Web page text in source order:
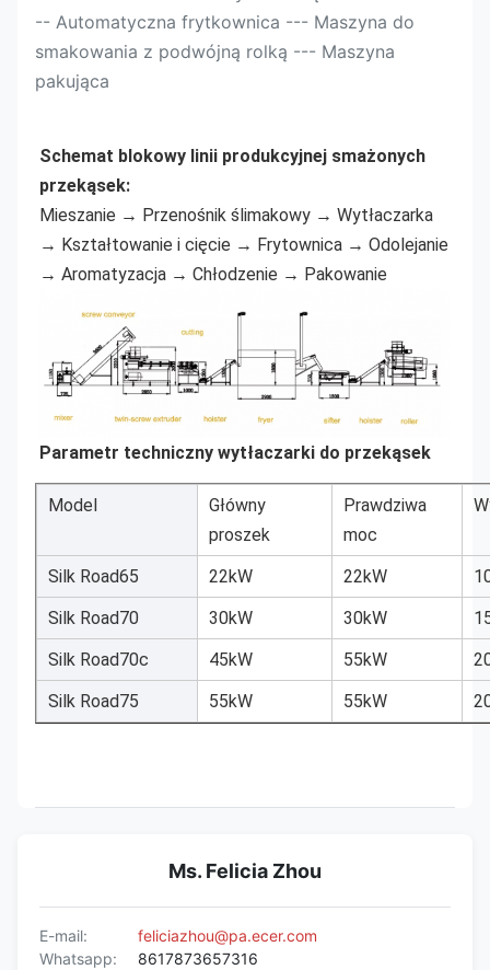
-- Automatyczna frytkownica --- Maszyna do
smakowania z podwójną rolką --- Maszyna
pakująca
Schemat blokowy linii produkcyjnej smażonych
przekąsek:
Mieszanie → Przenośnik ślimakowy → Wytłaczarka
→ Kształtowanie i cięcie → Frytownica → Odolejanie
→ Aromatyzacja → Chłodzenie → Pakowanie
Parametr techniczny wytłaczarki do przekąsek
Model
Główny
proszek
Prawdziwa
moc
Silk Road65 22kW 22kW
Silk Road70
30kW 30kW
Silk Road70c
45kW 55kW
Silk Road75
55kW 55kW
Ms. Felicia Zhou
E-mail:
feliciazhou@pa.ecer.com
Whatsapp:
8617873657316